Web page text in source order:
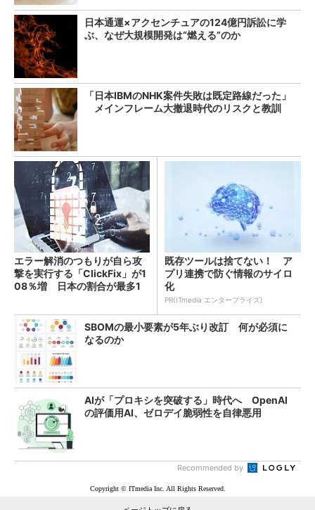
日本通運×アクセンチュアの124億円訴訟に学
ぶ、なぜ大規模開発は“燃える”のか
「日本IBMのNHK案件失敗は既定路線だった」
メインフレーム大撤退時代のリスクと教訓
エラー解消のつもりが自ら攻
撃を実行する「ClickFix」が1
08％増 日本の割合が最多1
既存ツールは捨てない！ ア
プリ連携で防ぐ情報のサイロ
化
PR(ITmedia エンタープライズ)
SBOMの最小要素が5年ぶり改訂 何が必須に
なるのか
AIが「プロキシを突破する」時代へ OpenAI
の評価用AI、ゼロデイ脆弱性を自律悪用
Recommended by
Copyright © ITmedia Inc. All Rights Reserved.